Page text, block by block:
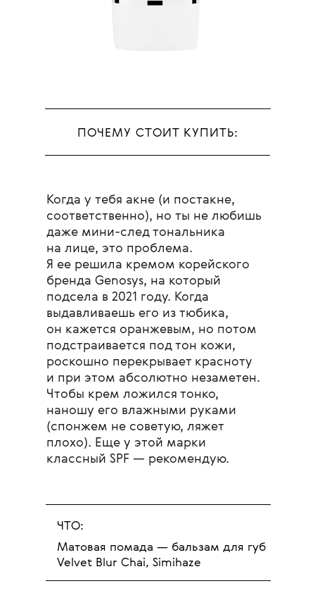
ПОЧЕМУ СТОИТ КУПИТЬ:
Когда у тебя акне (и постакне,
соответственно), но ты не любишь
даже мини-след тональника
на лице, это проблема.
Я ее решила кремом корейского
бренда Genosys, на который
подсела в 2021 году. Когда
выдавливаешь его из тюбика,
он кажется оранжевым, но потом
подстраивается под тон кожи,
роскошно перекрывает красноту
и при этом абсолютно незаметен.
Чтобы крем ложился тонко,
наношу его влажными руками
(спонжем не советую, ляжет
плохо). Еще у этой марки
классный SPF — рекомендую.
ЧТО:
Матовая помада — бальзам для губ
Velvet Blur Chai, Simihaze